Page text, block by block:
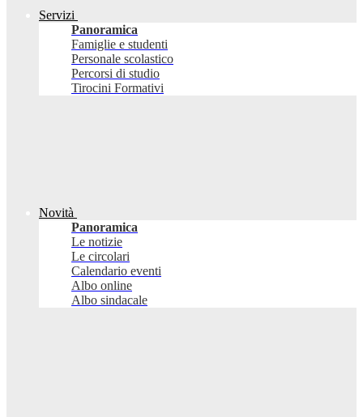
Servizi
Panoramica
Famiglie e studenti
Personale scolastico
Percorsi di studio
Tirocini Formativi
Novità
Panoramica
Le notizie
Le circolari
Calendario eventi
Albo online
Albo sindacale